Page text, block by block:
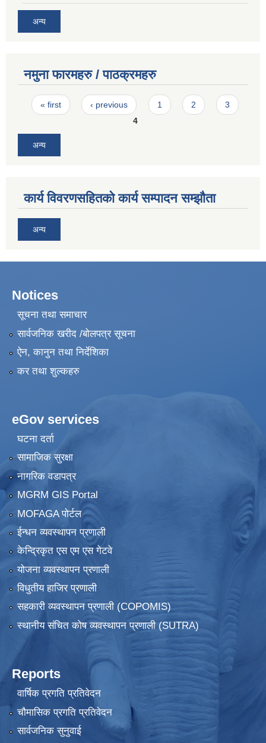
अन्य
नमुना फारमहरु / पाठक्रमहरु
Pages
« first ‹ previous 1 2
3
4
अन्य
कार्य विवरणसहितको कार्य सम्पादन सम्झौता
अन्य
Notices
सूचना तथा समाचार
सार्वजनिक खरीद /बोलपत्र सूचना
ऐन, कानुन तथा निर्देशिका
कर तथा शुल्कहरु
eGov services
घटना दर्ता
सामाजिक सुरक्षा
नागरिक वडापत्र
MGRM GIS Portal
MOFAGA पोर्टल
ईन्धन व्यवस्थापन प्रणाली
केन्द्रिकृत एस एम एस गेटवे
योजना व्यवस्थापन प्रणाली
विधुतीय हाजिर प्रणाली
सहकारी व्यवस्थापन प्रणाली (COPOMIS)
स्थानीय संचित कोष व्यवस्थापन प्रणाली (SUTRA)
Reports
वार्षिक प्रगति प्रतिवेदन
चौमासिक प्रगति प्रतिवेदन
सार्वजनिक सुनुवाई